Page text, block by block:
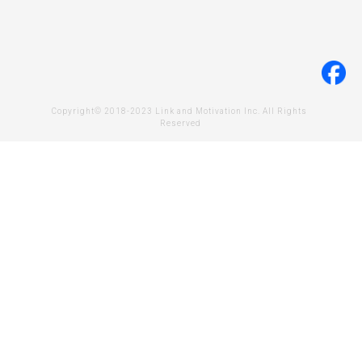
Copyright© 2018-2023 Link and Motivation Inc. All Rights
Reserved